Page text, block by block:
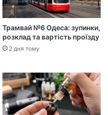
Трамвай №6 Одеса: зупинки,
розклад та вартість проїзду
2 дня тому